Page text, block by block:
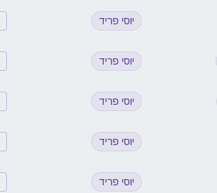
יוסי פריד
יוסי פריד
יוסי פריד
יוסי פריד
יוסי פריד